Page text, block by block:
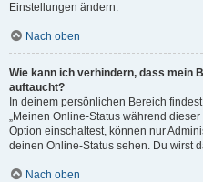
Einstellungen ändern.
Nach oben
Wie kann ich verhindern, dass mein
auftaucht?
In deinem persönlichen Bereich
„Meinen Online-Status während
Option einschaltest, können nur
deinen Online-Status sehen. Du wirst
Nach oben